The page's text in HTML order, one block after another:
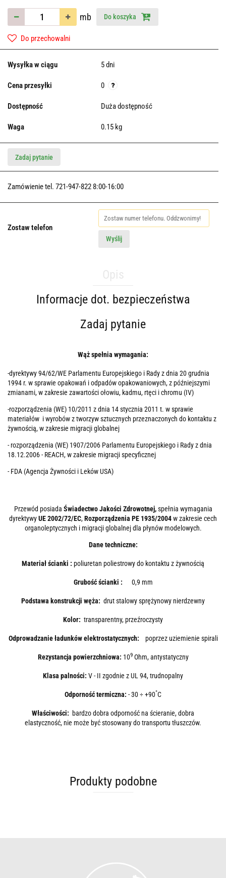
mb Do koszyka
Do przechowalni
Wysyłka w ciągu 5 dni
Cena przesyłki 0
Dostępność Duża dostępność
Waga 0.15 kg
Zadaj pytanie
Zamówienie tel. 721-947-822 8:00-16:00
Zostaw telefon
Wyślij
Informacje dot. bezpieczeństwa
Zadaj pytanie
Wąż spełnia wymagania:
-dyrektywy 94/62/WE Parlamentu Europejskiego i Rady z dnia 20 grudnia
1994 r. w sprawie opakowań i odpadów opakowaniowych, z późniejszymi
zmianami, w zakresie zawartości ołowiu, kadmu, rtęci i chromu (IV)
-rozporządzenia (WE) 10/2011 z dnia 14 stycznia 2011 t. w sprawie
materiałów i wyrobów z tworzyw sztucznych przeznaczonych do kontaktu z
żywnością, w zakresie migracji globalnej
- rozporządzenia (WE) 1907/2006 Parlamentu Europejskiego i Rady z dnia
18.12.2006 - REACH, w zakresie migracji specyficznej
- FDA (Agencja Żywności i Leków USA)
Przewód posiada Świadectwo Jakości Zdrowotnej,spełnia wymagania
dyrektywyUE 2002/72/EC,Rozporządzenia PE 1935/2004w zakresie cech
organoleptycznych i migracji globalnej dla płynów modelowych.
Dane techniczne:
Materiał ścianki : poliuretan poliestrowy do kontaktu z żywnością
Grubość ścianki : 0,9 mm
Podstawa konstrukcji węża: drut stalowy sprężynowy nierdzewny
Kolor: transparentny, przeźroczysty
Odprowadzanie ładunków elektrostatycznych: poprzez uziemienie spirali
Rezystancja powierzchniowa: 109 Ohm, antystatyczny
Klasa palności: V - II zgodnie z UL 94, trudnopalny
Odporność termiczna: - 30 ÷ +90°C
Właściwości: bardzo dobra odporność na ścieranie, dobra
elastyczność, nie może być stosowany do transportu tłuszczów.
Produkty podobne